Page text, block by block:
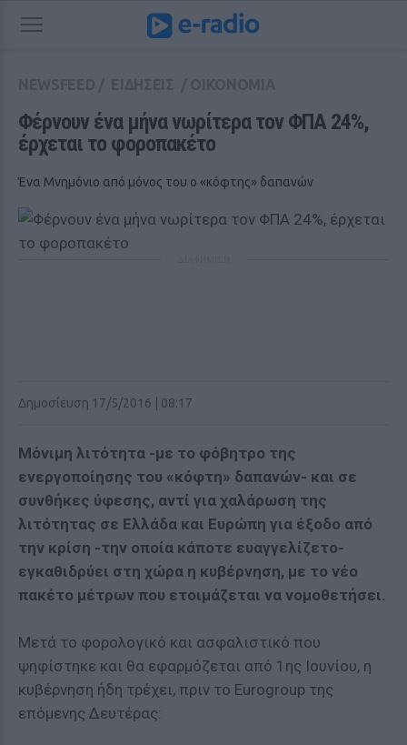
Φέρνουν ένα μήνα νωρίτερα τον ΦΠΑ 24%,
έρχεται το φοροπακέτο
Ένα Μνημόνιο από μόνος του ο «κόφτης» δαπανών
Δημοσίευση 17/5/2016 | 08:17
Μόνιμη λιτότητα -με το φόβητρο της
ενεργοποίησης του «κόφτη» δαπανών- και σε
συνθήκες ύφεσης, αντί για χαλάρωση της
λιτότητας σε Ελλάδα και Ευρώπη για έξοδο από
την κρίση -την οποία κάποτε ευαγγελίζετο-
εγκαθιδρύει στη χώρα η κυβέρνηση, με το νέο
πακέτο μέτρων που ετοιμάζεται να νομοθετήσει.
Μετά το φορολογικό και ασφαλιστικό που
ψηφίστηκε και θα εφαρμόζεται από 1ης Ιουνίου, η
κυβέρνηση ήδη τρέχει, πριν το Eurogroup της
επόμενης Δευτέρας: